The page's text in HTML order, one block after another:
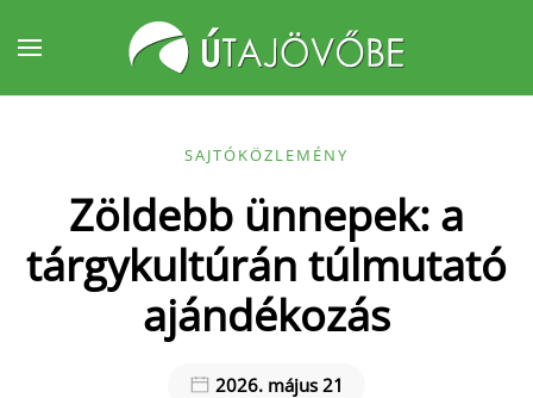
Fő tartalom átugrása
SAJTÓKÖZLEMÉNY
Zöldebb ünnepek: a
tárgykultúrán túlmutató
ajándékozás
2026. május 21